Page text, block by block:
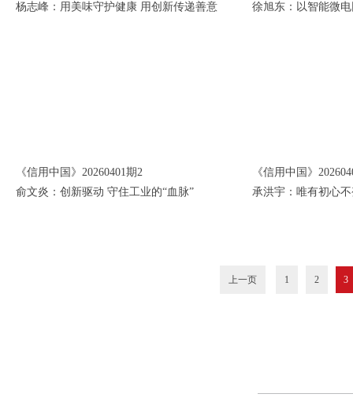
杨志峰：用美味守护健康 用创新传递善意
徐旭东：以智能微
《信用中国》20260401期2
俞文炎：创新驱动 守住工业的“血脉”
《信用中国》
承洪宇：唯有初心
上一页 1 2 3